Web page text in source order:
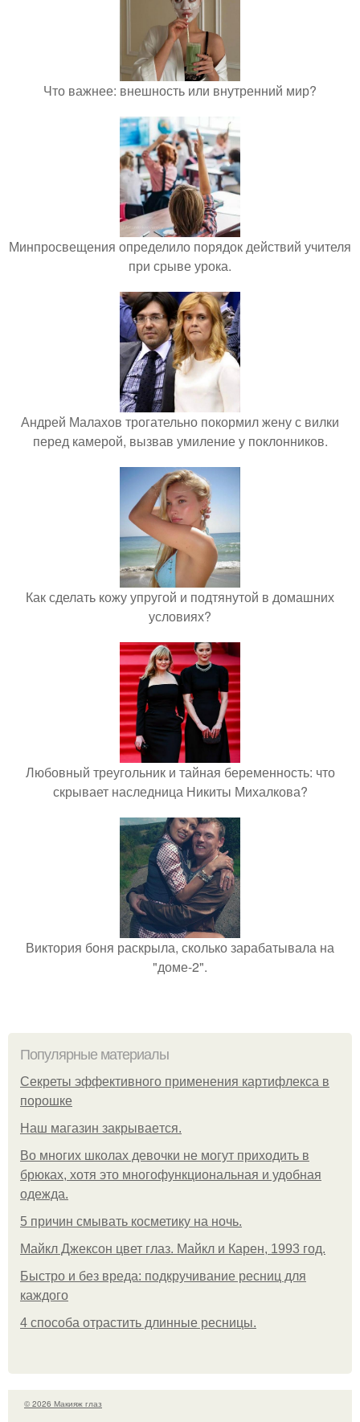
Что важнее: внешность или внутренний мир?
Минпросвещения определило порядок действий учителя
при срыве урока.
Андрей Малахов трогательно покормил жену с вилки
перед камерой, вызвав умиление у поклонников.
Как сделать кожу упругой и подтянутой в домашних
условиях?
Любовный треугольник и тайная беременность: что
скрывает наследница Никиты Михалкова?
Виктория боня раскрыла, сколько зарабатывала на
"доме-2".
Популярные материалы
Секреты эффективного применения картифлекса в
порошке
Нaш магaзин зaкрывaeтся.
Во многих школах девочки не могут приходить в
брюках, хотя это многофункциональная и удобная
одежда.
5 причин смывать косметику на ночь.
Майкл Джексон цвет глаз. Майкл и Карен, 1993 год.
Быстро и без вреда: подкручивание ресниц для
каждого
4 способа отрастить длинные ресницы.
© 2026 Макияж глаз